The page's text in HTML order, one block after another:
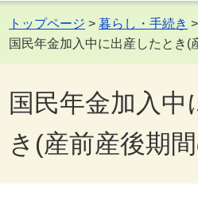
トップページ >暮らし・手続き
国民年金加入中に出産したとき(
国民年金加入中
き(産前産後期間